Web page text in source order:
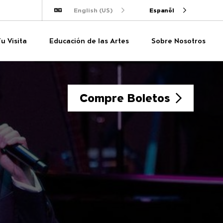
TraducirEnglish (US) Espanõl
Visita Educación de las Artes Sobre Nosotros
Compre Boletos